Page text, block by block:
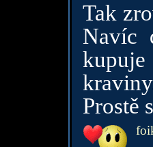
Tak
Navíc
Prostě